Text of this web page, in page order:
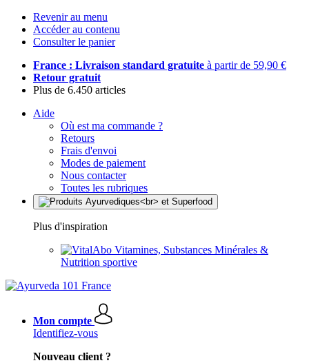
Revenir au menu
Accéder au contenu
Consulter le panier
France : Livraison standard gratuite à partir de 59,90 €
Retour gratuit
Plus de 6.450 articles
Aide
Où est ma commande ?
Retours
Frais d'envoi
Modes de paiement
Nous contacter
Toutes les rubriques
Plus d'inspiration
Vitamines, Substances Minérales &
Nutrition sportive
Mon compte
Identifiez-vous
Nouveau client ?